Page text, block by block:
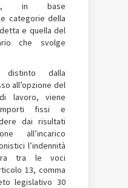
in base
categorie della
e quella del
che svolge
distinto dalla
all’opzione del
lavoro, viene
fissi e
dai risultati
all’incarico
l’indennità
tra le voci
13, comma
legislativo 30